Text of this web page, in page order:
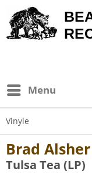
Menu
Vinyle
Brad
Tulsa Tea (LP)